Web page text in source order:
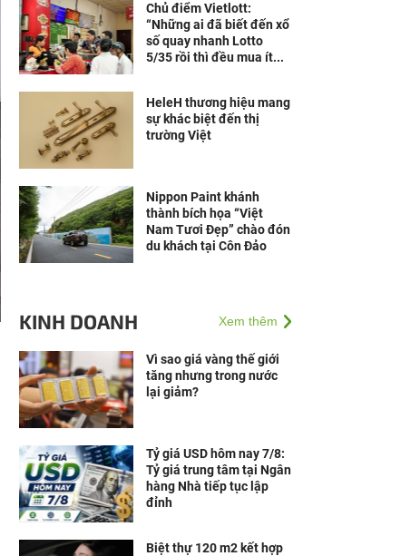
Chủ điểm Vietlott:
“Những ai đã biết đến xổ
số quay nhanh Lotto
5/35 rồi thì đều mua ít...
HeleH thương hiệu mang
sự khác biệt đến thị
trường Việt
Nippon Paint khánh
thành bích họa “Việt
Nam Tươi Đẹp” chào đón
du khách tại Côn Đảo
KINH DOANH Xem thêm
Vì sao giá vàng thế giới
tăng nhưng trong nước
lại giảm?
Tỷ giá USD hôm nay 7/8:
Tỷ giá trung tâm tại Ngân
hàng Nhà tiếp tục lập
đỉnh
Biệt thự 120 m2 kết hợp